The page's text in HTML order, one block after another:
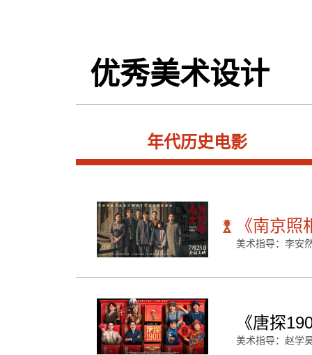
优秀美术设计
年代历史电影
《南京照
美术指导：李安
《唐探
美术指导：赵学